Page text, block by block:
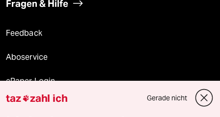
Fragen & Hilfe
Feedback
Aboservice
ePaper Login
Downloads für Abonnierende
taz zahl ich Gerade nicht